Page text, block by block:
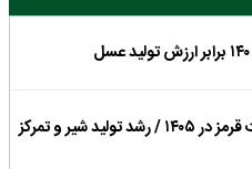
هدف‌گذاری تولید ۹۴۸ هزار تن گوشت قرمز در ۱۴۰۵ / رشد تولید شیر و تمرکز